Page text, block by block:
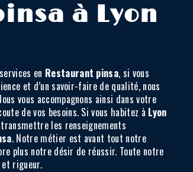
à Lyon
en Restaurant pinsa, si vous
et d’un savoir-faire de qualité, nous
vous accompagnons ainsi dans votre
de vos besoins. Si vous habitez à Lyon
les renseignements
. Notre métier est avant tout notre
plus notre désir de réussir. Toute notre
rigueur.